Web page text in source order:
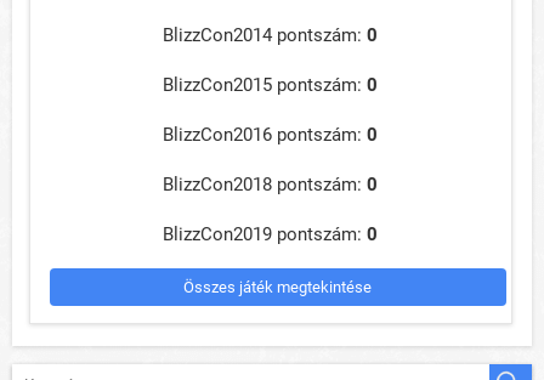
BlizzCon2014 pontszám:0
BlizzCon2015 pontszám:0
BlizzCon2016 pontszám:0
BlizzCon2018 pontszám:0
BlizzCon2019 pontszám:0
Összes játék megtekintése